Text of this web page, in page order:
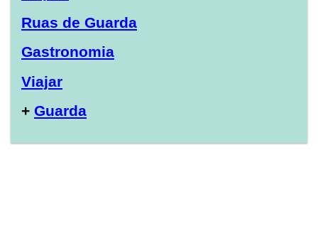
Ruas de Guarda
Gastronomia
Viajar
+ Guarda